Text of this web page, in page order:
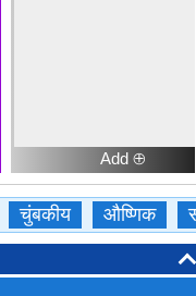
Add ⊕
चुंबकीय औष्णिक